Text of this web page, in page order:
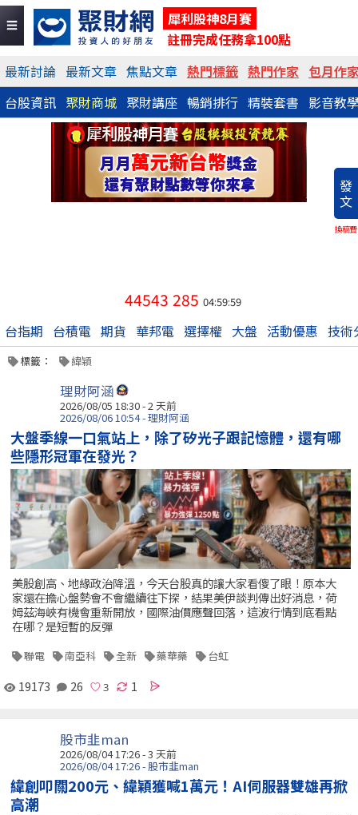
犀利股神8月賽
註冊完成任務拿100點
最新討論 最新文章 焦點文章 熱門標籤 熱門作家 包月作
台股資訊 聚財商城 聚財講座 暢銷排行 精裝套書 影音教
發
文
換稿費
44543 285 04:59:59
台指期 台積電 期貨 華邦電 選擇權 大盤 活動優惠 技術
標籤： 緯穎
理財阿涵
2026/08/05 18:30 - 2 天前
2026/08/06 10:54 - 理財阿涵
大盤季線一口氣站上，除了矽光子跟記憶體，還有哪
些隱形冠軍在發光？
美股創高、地緣政治降溫，今天台股真的讓大家看傻了眼！原本大
家還在擔心盤勢會不會繼續往下探，結果美伊談判傳出好消息，荷
姆茲海峽有機會重新開放，國際油價應聲回落，這波行情到底看點
在哪？是短暫的反彈
聯電 南亞科 全新 藥華藥 台虹
19173 26 1
股市韭man
2026/08/04 17:26 - 3 天前
2026/08/04 17:26 - 股市韭man
緯創叩關200元、緯穎獲喊1萬元！AI伺服器雙雄再掀
高潮